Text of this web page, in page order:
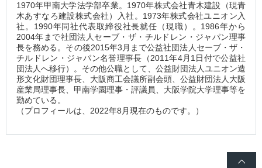
1970年甲南大学法学部卒業。1970年株式会社青木建設（現青
木あすなろ建設株式会社）入社。1973年株式会社ユニオン入
社。1990年同社代表取締役社長就任（現職）。1986年から
2004年まで社団法人セーブ・ザ・チルドレン・ジャパン理事
長を務める。その後2015年3月まで公益社団法人セーブ・ザ・
チルドレン・ジャパン名誉理事長（2011年4月1日付で公益社
団法人へ移行）。その他公職として、公益財団法人ユニオン造
形文化財団理事長、大阪商工会議所副会頭、公益財団法人大阪
産業局理事長、甲南学園理事・評議員、大阪学院大学理事等を
勤めている。
（プロフィールは、2022年8月現在のものです。）